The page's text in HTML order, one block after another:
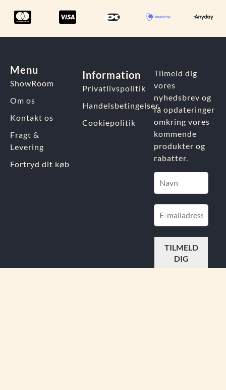
Menu
ShowRoom
Om os
Kontakt os
Fragt &
Levering
Fortryd dit køb
Information
Privatlivspolitik
Handelsbetingelser
Cookiepolitik
Tilmeld dig
vores
nyhedsbrev og
få opdateringer
omkring vores
kommende
produkter og
rabatter.